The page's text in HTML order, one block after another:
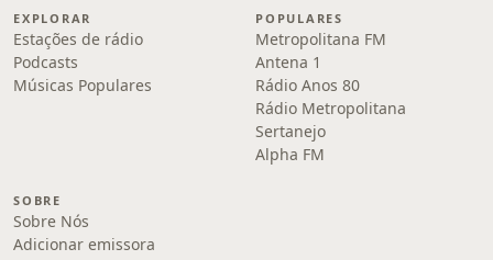
EXPLORAR
Estações de rádio
Podcasts
Músicas Populares
POPULARES
Metropolitana FM
Antena 1
Rádio Anos 80
Rádio Metropolitana
Sertanejo
Alpha FM
SOBRE
Sobre Nós
Adicionar emissora